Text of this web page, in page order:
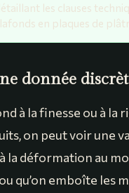
les clauses
en plaques de
donnée
à la finesse ou à
on peut voir une
la déformation au
qu’on emboîte les